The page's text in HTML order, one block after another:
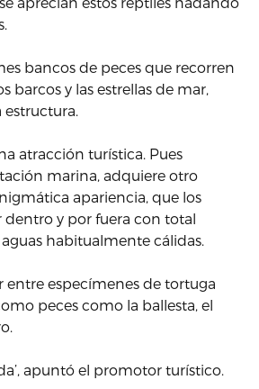
bancos de peces que recorren
barcos y las estrellas de mar,
atracción turística. Pues
marina, adquiere otro
apariencia, que los
dentro y por fuera con total
habitualmente cálidas.
entre especímenes de tortuga
peces como la ballesta, el
apuntó el promotor turístico.